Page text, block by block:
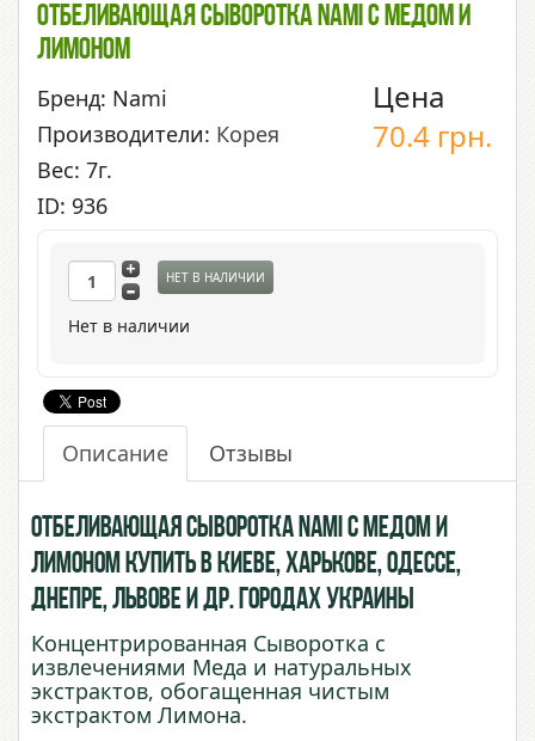
Отбеливающая Сыворотка Nami С Медом И
Лимоном
Бренд: Nami
Производители: Корея
Вес: 7г.
ID: 936
Цена
70.4 грн.
НЕТ В НАЛИЧИИ
Нет в наличии
Описание Отзывы
Отбеливающая Сыворотка Nami с Медом и
Лимоном купить в Киеве, Харькове, Одессе,
Днепре, Львове и др. городах Украины
Концентрированная Сыворотка с
извлечениями Меда и натуральных
экстрактов, обогащенная чистым
экстрактом Лимона.